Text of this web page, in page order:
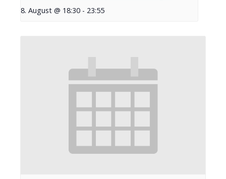
8. August @ 18:30 - 23:55